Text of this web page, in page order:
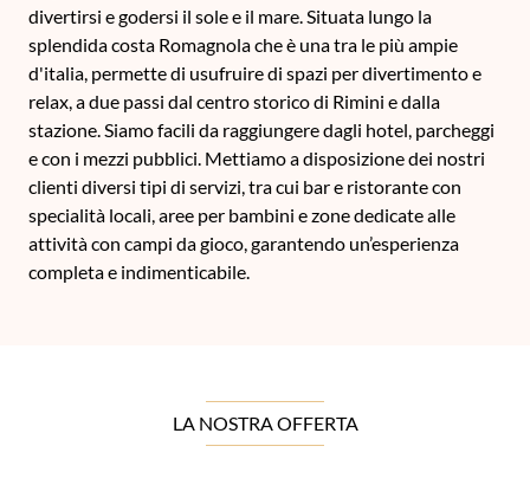
divertirsi e godersi il sole e il mare. Situata lungo la
splendida costa Romagnola che è una tra le più ampie
d'italia, permette di usufruire di spazi per divertimento e
relax, a due passi dal centro storico di Rimini e dalla
stazione. Siamo facili da raggiungere dagli hotel, parcheggi
e con i mezzi pubblici. Mettiamo a disposizione dei nostri
clienti diversi tipi di servizi, tra cui bar e ristorante con
specialità locali, aree per bambini e zone dedicate alle
attività con campi da gioco, garantendo un’esperienza
completa e indimenticabile.
LA NOSTRA OFFERTA